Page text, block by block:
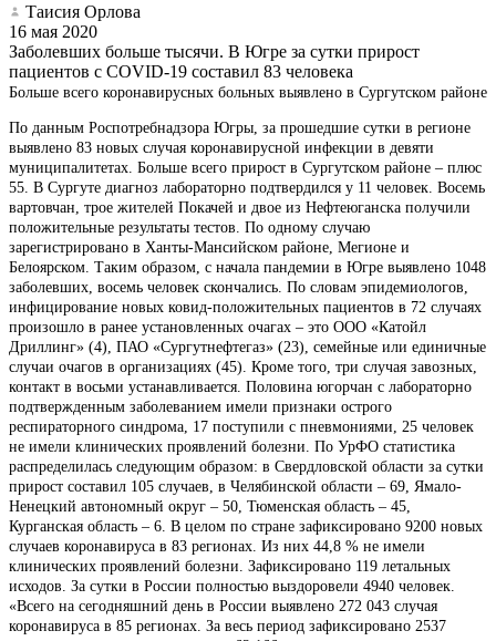
Таисия Орлова
16 мая 2020
Заболевших больше тысячи. В Югре за сутки прирост
пациентов с COVID-19 составил 83 человека
Больше всего коронавирусных больных выявлено в Сургутском районе
По данным Роспотребнадзора Югры, за прошедшие сутки в регионе
выявлено 83 новых случая коронавирусной инфекции в девяти
муниципалитетах. Больше всего прирост в Сургутском районе – плюс
55. В Сургуте диагноз лабораторно подтвердился у 11 человек. Восемь
вартовчан, трое жителей Покачей и двое из Нефтеюганска получили
положительные результаты тестов. По одному случаю
зарегистрировано в Ханты-Мансийском районе, Мегионе и
Белоярском. Таким образом, с начала пандемии в Югре выявлено 1048
заболевших, восемь человек скончались. По словам эпидемиологов,
инфицирование новых ковид-положительных пациентов в 72 случаях
произошло в ранее установленных очагах – это ООО «Катойл
Дриллинг» (4), ПАО «Сургутнефтегаз» (23), семейные или единичные
случаи очагов в организациях (45). Кроме того, три случая завозных,
контакт в восьми устанавливается. Половина югорчан с лабораторно
подтвержденным заболеванием имели признаки острого
респираторного синдрома, 17 поступили с пневмониями, 25 человек
не имели клинических проявлений болезни. По УрФО статистика
распределилась следующим образом: в Свердловской области за сутки
прирост составил 105 случаев, в Челябинской области – 69, Ямало-
Ненецкий автономный округ – 50, Тюменская область – 45,
Курганская область – 6. В целом по стране зафиксировано 9200 новых
случаев коронавируса в 83 регионах. Из них 44,8 % не имели
клинических проявлений болезни. Зафиксировано 119 летальных
исходов. За сутки в России полностью выздоровели 4940 человек.
«Всего на сегодняшний день в России выявлено 272 043 случая
коронавируса в 85 регионах. За весь период зафиксировано 2537